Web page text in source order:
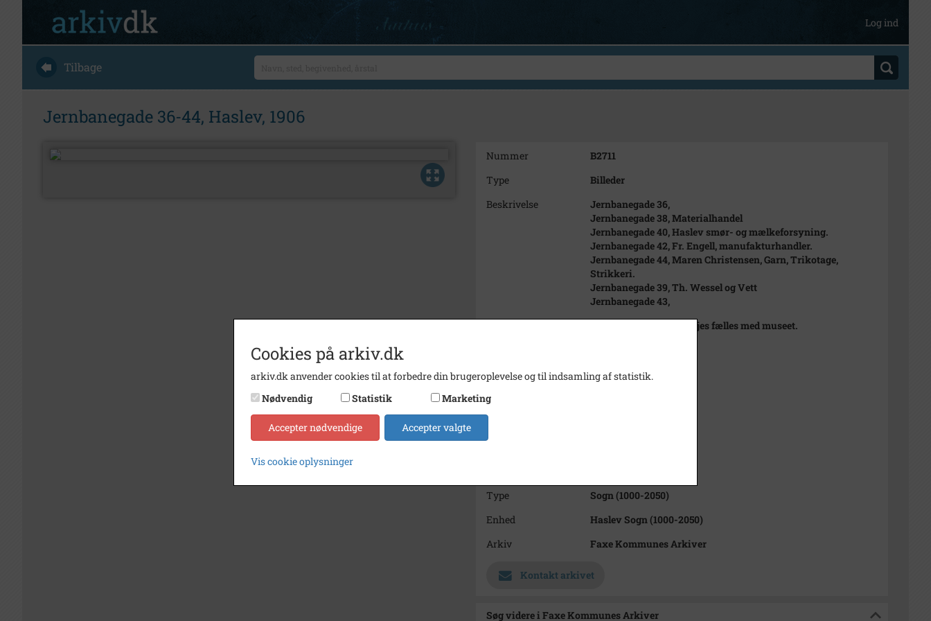
Log ind
Tilbage
Jernbanegade 36-44, Haslev, 1906
Nummer
B2711
Type
Billeder
Beskrivelse
Jernbanegade 36,
Jernbanegade 38, Materialhandel
Jernbanegade 40, Haslev smør- og mælkeforsyning.
Jernbanegade 42, Fr. Engell, manufakturhandler.
Jernbanegade 44, Maren Christensen, Garn, Trikotage,
Strikkeri.
Jernbanegade 39, Th. Wessel og Vett
Jernbanegade 43,
Fotostat udsnit 44x54 ejes fælles med museet.
Dateringsnote
1906
Fotograf
Type
Sogn (1000-2050)
Enhed
Haslev Sogn (1000-2050)
Arkiv
Faxe Kommunes Arkiver
Kontakt arkivet
Søg videre i Faxe Kommunes Arkiver
Cookies på arkiv.dk
arkiv.dk anvender cookies til at forbedre din brugeroplevelse og til indsamling af statistik.
Nødvendig
Statistik Marketing
Accepter nødvendige Accepter valgte
Vis cookie oplysninger